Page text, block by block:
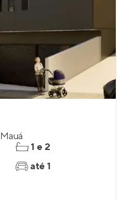
Mauá
1 e 2
até 1